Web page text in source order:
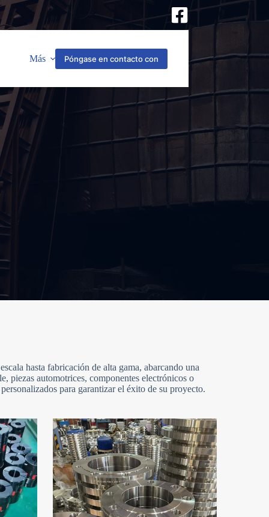
Más Póngase en contacto con
hasta fabricación de alta gama, abarcando una
piezas automotrices, componentes electrónicos o
para garantizar el éxito de su proyecto.